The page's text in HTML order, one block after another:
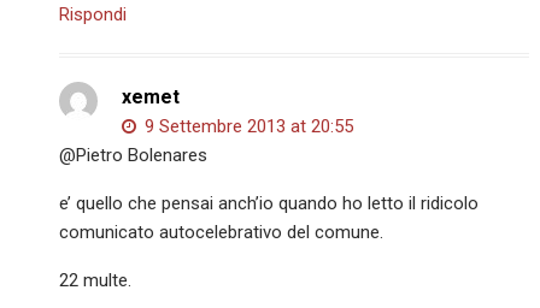
Rispondi
xemet
9 Settembre 2013 at 20:55
@Pietro Bolenares
e’ quello che pensai anch’io quando ho letto il ridicolo
comunicato autocelebrativo del comune.
22 multe.